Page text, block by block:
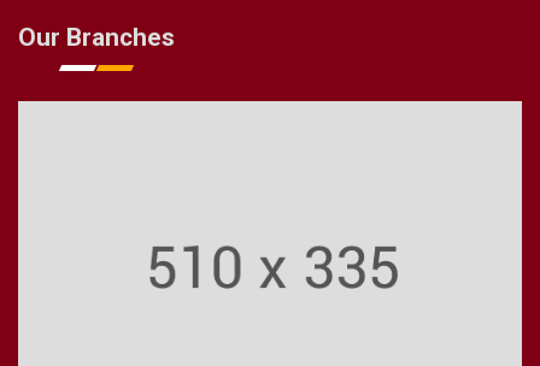
Our Branches